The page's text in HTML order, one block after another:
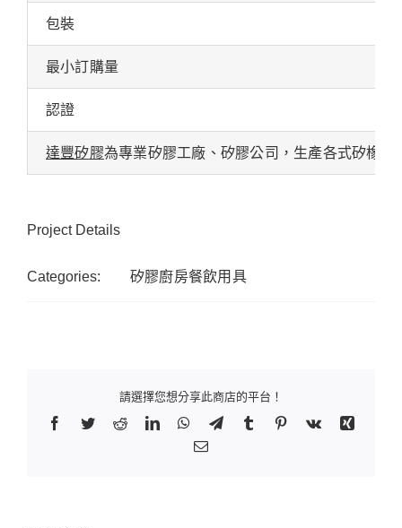
包裝
最小訂購量
認證
達豐矽膠為專業矽膠工廠、矽膠公司，生產各式矽橡
Project Details
Categories: 矽膠廚房餐飲用具
請選擇您想分享此商店的平台！
Facebook
TwitterRedditLinkedInWhatsApp
TelegramTumblr Pinterest
Vk
Xing
Email: